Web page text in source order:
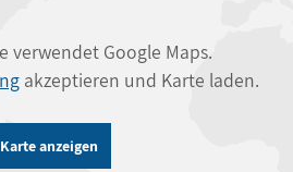
verwendet Google Maps.
akzeptieren und Karte laden.
Karte anzeigen